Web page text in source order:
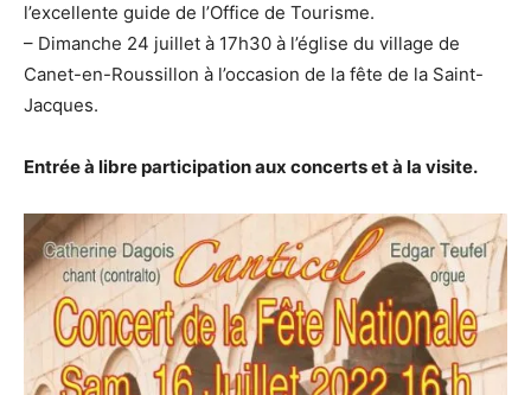
l’excellente guide de l’Office de Tourisme.
– Dimanche 24 juillet à 17h30 à l’église du village de
Canet-en-Roussillon à l’occasion de la fête de la Saint-
Jacques.
Entrée à libre participation aux concerts et à la visite.